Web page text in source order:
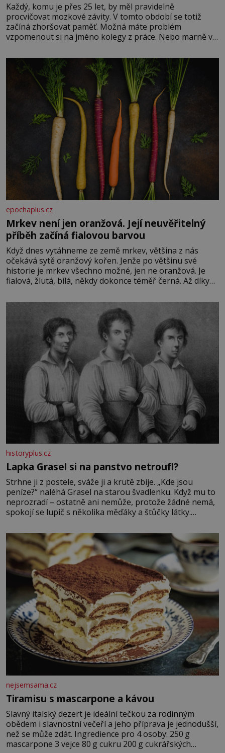
Každý, komu je přes 25 let, by měl pravidelně
procvičovat mozkové závity. V tomto období se totiž
začíná zhoršovat paměť. Možná máte problém
vzpomenout si na jméno kolegy z práce. Nebo marně v
Je to opravdu tak, s věkem jako kdyby se paměť
rozhodla stávkovat. Cvičte
epochaplus.cz
Mrkev není jen oranžová. Její neuvěřitelný
příběh začíná fialovou barvou
Když dnes vytáhneme ze země mrkev, většina z nás
očekává sytě oranžový kořen. Jenže po většinu své
historie je mrkev všechno možné, jen ne oranžová. Je
fialová, žlutá, bílá, někdy dokonce téměř černá. Až díky
bez které si českou zahradu ani nedokážeme představit.
historyplus.cz
Lapka Grasel si na panstvo netroufl?
Strhne ji z postele, sváže ji a krutě zbije. „Kde jsou
peníze?“ naléhá Grasel na starou švadlenku. Když mu to
neprozradí – ostatně ani nemůže, protože žádné nemá,
spokojí se lupič s několika měďáky a štůčky látky.
krutý. Jeho činy budí hrůzu ještě dlouho po jeho smrti
nejsemsama.cz
Tiramisu s mascarpone a kávou
Slavný italský dezert je ideální tečkou za rodinným
obědem i slavnostní večeří a jeho příprava je jednodušší,
než se může zdát. Ingredience pro 4 osoby: 250 g
mascarpone 3 vejce 80 g cukru 200 g cukrářských